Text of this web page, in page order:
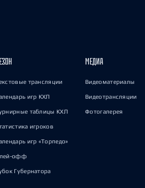
трансляции
игр КХЛ
таблицы КХЛ
игроков
игр «Торпедо»
офф
Губернатора
МЕДИА
Видеоматериалы
Видеотрансляции
Фотогалерея